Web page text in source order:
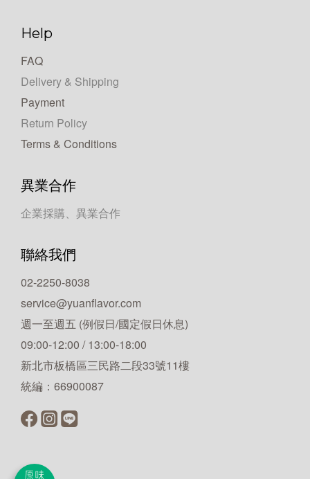
Help
FAQ
Delivery & Shipping
Payment
Return Policy
Terms & Conditions
異業合作
企業採購、異業合作
聯絡我們
02-2250-8038
service@yuanflavor.com
週一至週五 (例假日/國定假日休息)
09:00-12:00 / 13:00-18:00
新北市板橋區三民路二段33號11樓
統編：66900087